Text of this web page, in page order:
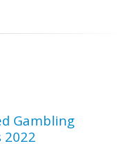
Gambling